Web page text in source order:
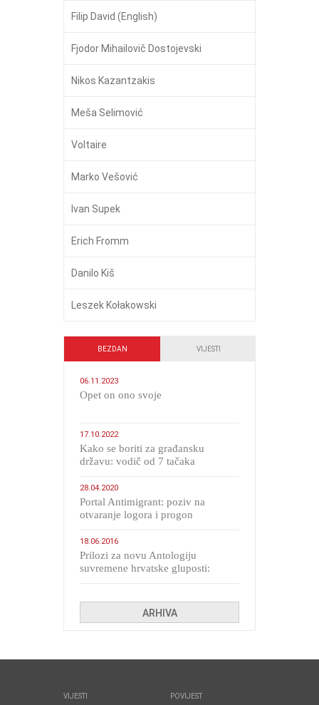
Filip David (English)
Fjodor Mihailovič Dostojevski
Nikos Kazantzakis
Meša Selimović
Voltaire
Marko Vešović
Ivan Supek
Erich Fromm
Danilo Kiš
Leszek Kołakowski
BEZDAN VIJESTI
06.11.2023
​Opet on ono svoje
17.10.2022
Kako se boriti za građansku
državu: vodič od 7 tačaka
28.04.2020
Portal Antimigrant: poziv na
otvaranje logora i progon
18.06.2016
Prilozi za novu Antologiju
suvremene hrvatske gluposti:
ARHIVA
VIJESTI POVIJEST